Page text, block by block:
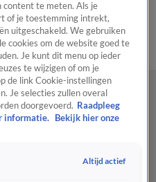
Tip de redactiePanelVideo's
te meten. Als je
of je toestemming intrekt,
uitgeschakeld. We gebruiken
cookies om de website goed te
Je kunt dit menu op ieder
te wijzigen of om je
de link Cookie-instellingen
Je selecties zullen overal
doorgevoerd. Raadpleeg
informatie.
Bekijk hier onze
Altijd actief